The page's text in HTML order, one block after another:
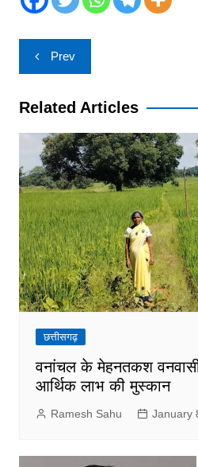
Post
navigation
Prev
Related Articles
छत्तीसगढ़
वनांचल के मेहनतकश
आर्थिक लाभ की मुस्कान
Ramesh Sahu January